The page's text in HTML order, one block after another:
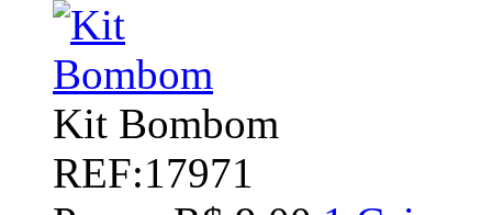
Kit Bombom
REF:17971